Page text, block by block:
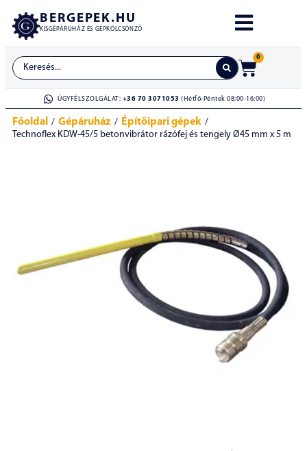
BERGEPEK.HU
KISGÉPÁRUHÁZ ÉS GÉPKÖLCSÖNZŐ
0
ÜGYFÉLSZOLGÁLAT: +36 70 3071053 (Hétfő-Péntek 08:00-16:00)
Főoldal / Gépáruház / Építőipari gépek /
Technoflex KDW-45/5 betonvibrátor rázófej és tengely Ø45 mm x 5 m